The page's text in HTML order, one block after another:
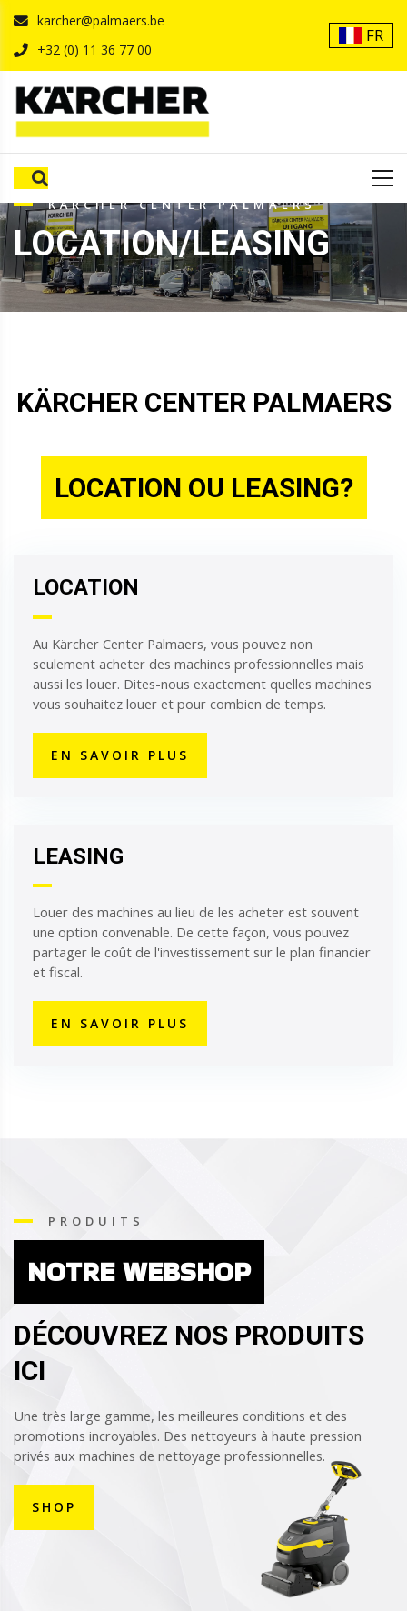
karcher@palmaers.be
+32 (0) 11 36 77 00
FR
KÄRCHER CENTER PALMAERS
LOCATION/LEASING
KÄRCHER CENTER PALMAERS
LOCATION OU LEASING?
LOCATION
Au Kärcher Center Palmaers, vous pouvez non
seulement acheter des machines professionnelles mais
aussi les louer. Dites-nous exactement quelles machines
vous souhaitez louer et pour combien de temps.
EN SAVOIR PLUS
LEASING
Louer des machines au lieu de les acheter est souvent
une option convenable. De cette façon, vous pouvez
partager le coût de l'investissement sur le plan financier
et fiscal.
EN SAVOIR PLUS
PRODUITS
NOTRE WEBSHOP
DÉCOUVREZ NOS PRODUITS
ICI
Une très large gamme, les meilleures conditions et des
promotions incroyables. Des nettoyeurs à haute pression
privés aux machines de nettoyage professionnelles.
SHOP